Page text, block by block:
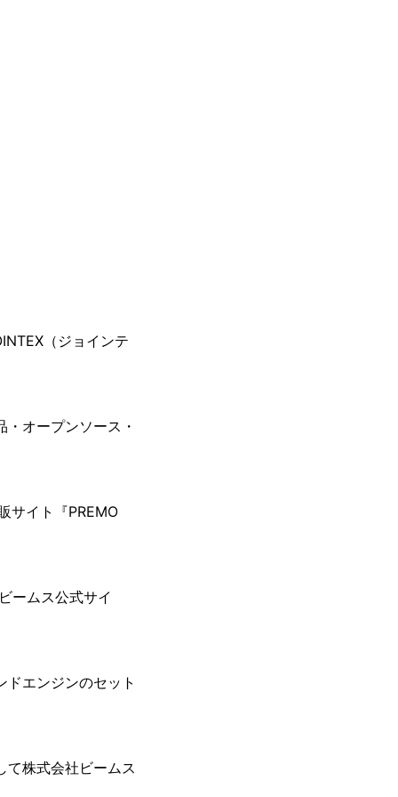
（ジョインテ
オープンソース・
サイト『PREMO
ームス公式サイ
ドエンジンのセット
て株式会社ビームス